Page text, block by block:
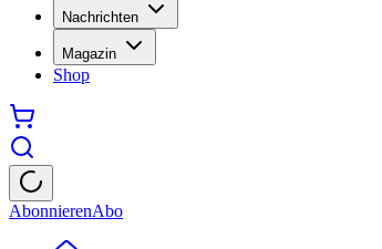
Nachrichten
Magazin
Shop
AbonnierenAbo